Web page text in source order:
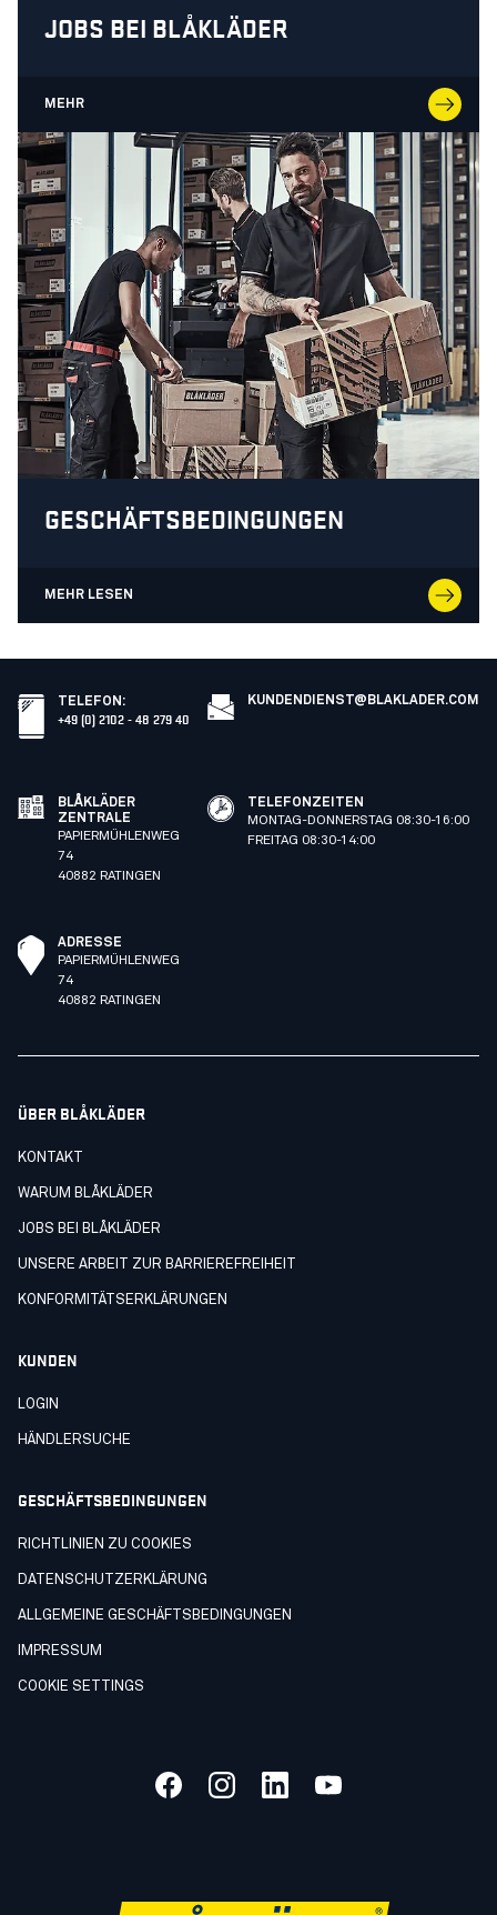
JOBS BEI BLÅKLÄDER
MEHR
GESCHÄFTSBEDINGUNGEN
MEHR LESEN
TELEFON :
+49 (0) 2102 - 48 279 40
KUNDENDIENST@BLAKLADER.COM
BLÅKLÄDER
ZENTRALE
PAPIERMÜHLENWEG
74
40882 RATINGEN
TELEFONZEITEN
MONTAG-DONNERSTAG 08:30-16:00
FREITAG 08:30-14:00
ADRESSE
PAPIERMÜHLENWEG
74
40882 RATINGEN
ÜBER BLÅKLÄDER
KONTAKT
WARUM BLÅKLÄDER
JOBS BEI BLÅKLÄDER
UNSERE ARBEIT ZUR BARRIEREFREIHEIT
KONFORMITÄTSERKLÄRUNGEN
KUNDEN
LOGIN
HÄNDLERSUCHE
GESCHÄFTSBEDINGUNGEN
RICHTLINIEN ZU COOKIES
DATENSCHUTZERKLÄRUNG
ALLGEMEINE GESCHÄFTSBEDINGUNGEN
IMPRESSUM
COOKIE SETTINGS